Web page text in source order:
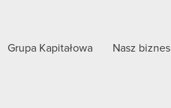
Grupa Kapitałowa Nasz biznes